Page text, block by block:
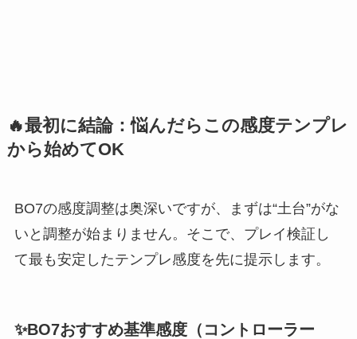
🔥最初に結論：悩んだらこの感度テンプレ
から始めてOK
BO7の感度調整は奥深いですが、まずは“土台”がな
いと調整が始まりません。そこで、プレイ検証し
て最も安定したテンプレ感度を先に提示します。
✨BO7おすすめ基準感度（コントローラー